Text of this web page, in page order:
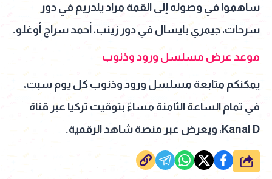
ساهموا في وصوله إلى القمة مراد يلدريم في دور
سرحات، جيمري بايسال في دور زينب، أحمد سراج أوغلو.
موعد عرض مسلسل ورود وذنوب
يمكنكم متابعة مسلسل ورود وذنوب كل يوم سبت،
في تمام الساعة الثامنة مساءً بتوقيت تركيا عبر قناة
Kanal D، ويعرض عبر منصة شاهد الرقمية.
شارك